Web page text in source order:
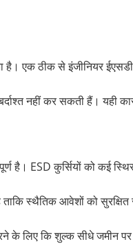
एक ठीक से इंजीनियर
नहीं कर सकती हैं। यही
है। ESD कुर्सियों को कई
स्थैतिक आवेशों को
के लिए कि शुल्क सीधे जमीन पर